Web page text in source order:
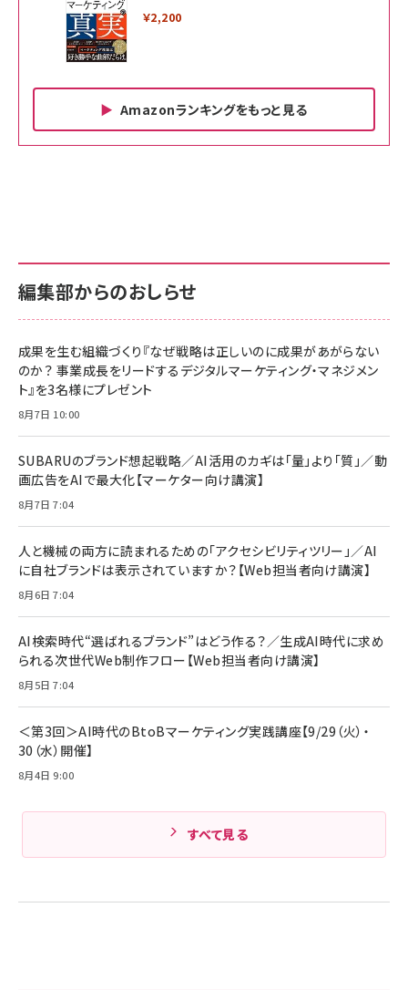
￥2,200
Amazonランキングをもっと見る
￥880
anan(アンアン)2026/06/24号 No.2500増刊
スペシャルエディション[王道エンタメの矜持／
￥1,100
anan(アンアン)2026/07/08号 No.2502[2026
￥880
ママ投資家が育休中に１億貯めた株式投資
組織の成果を最大化する ルールのデザイン
￥1,980
Amazonランキングをもっと見る
サポート正規品 メーカー保証5年 KLMEA128G
NIMASO ガラスフィルム iPhone 17 用 保護フィ
すい ガイド枠付き いPhone17 (6.3インチ) 対応
2枚セット DSP25F1698
￥1,599
￥6,980
全ワイヤレスイヤホン/アクティブノイズキャンセリ
技術基準適合】ブラック
￥5,990
ケーブル Anker絡まないケーブル 240W 結束バン
ド付き USB PD対応 シリコン素材採用 iPhone
17 / 16 / 15 / Galaxy iPad Pro MacBook
Pro/Air 各種対応 (1.8m ミッドナイトブラック)
￥1,890
サポート正規品 メーカー保証5年 KLMEA128G
Amazon eギフトカード - Amazonロゴ - クラ
￥5,000
Anker PowerLine III Flow USB-C & USB-C
Pro/Air 各種対応 (1.8m ミッドナイトブラック)
￥1,890
サッポロ 生ビール 黒ラベル 350ml 缶 24本 ビー
ル ケース買い【6/30応募〆切! 黒ラベルビヤセラー
￥4,857
編集部からのおしらせ
成果を生む組織づくり『なぜ戦略は正しいのに成果があがらない
のか？ 事業成長をリードするデジタルマーケティング・マネジメン
ト』を3名様にプレゼント
8月7日 10:00
SUBARUのブランド想起戦略／AI活用のカギは「量」より「質」／動
画広告をAIで最大化【マーケター向け講演】
8月7日 7:04
人と機械の両方に読まれるための「アクセシビリティツリー」／AI
に自社ブランドは表示されていますか？【Web担当者向け講演】
8月6日 7:04
AI検索時代“選ばれるブランド”はどう作る？／生成AI時代に求め
られる次世代Web制作フロー【Web担当者向け講演】
8月5日 7:04
＜第3回＞AI時代のBtoBマーケティング実践講座【9/29（火）・
30（水）開催】
8月4日 9:00
すべて見る